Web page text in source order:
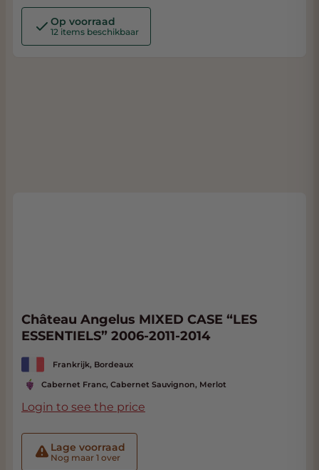
Op voorraad
12 items beschikbaar
Château Angelus MIXED CASE “LES
ESSENTIELS” 2006-2011-2014
Frankrijk, Bordeaux
Cabernet Franc, Cabernet Sauvignon, Merlot
Login to see the price
Lage voorraad
Nog maar 1 over